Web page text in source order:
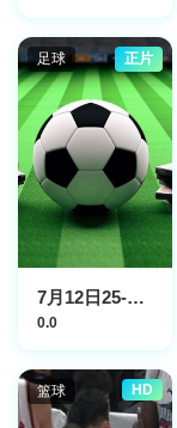
足球 正片
7月12日25-26赛季贵州村超 色边村足球队VS富民村足球队
0.0
篮球 HD